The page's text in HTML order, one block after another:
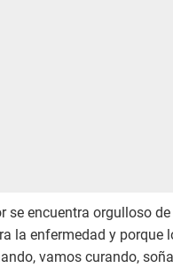
se encuentra orgulloso
la enfermedad y porque
vamos curando,